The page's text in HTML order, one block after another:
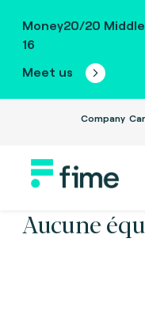
Money20/20
16
Meet us
Company
Aucune